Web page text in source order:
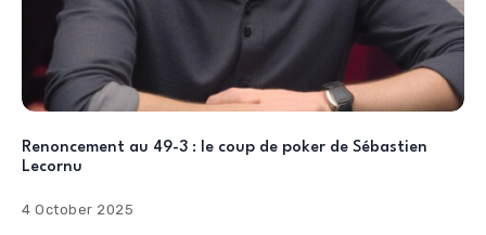
Renoncement au 49-3 : le coup de poker de Sébastien
Lecornu
4 October 2025